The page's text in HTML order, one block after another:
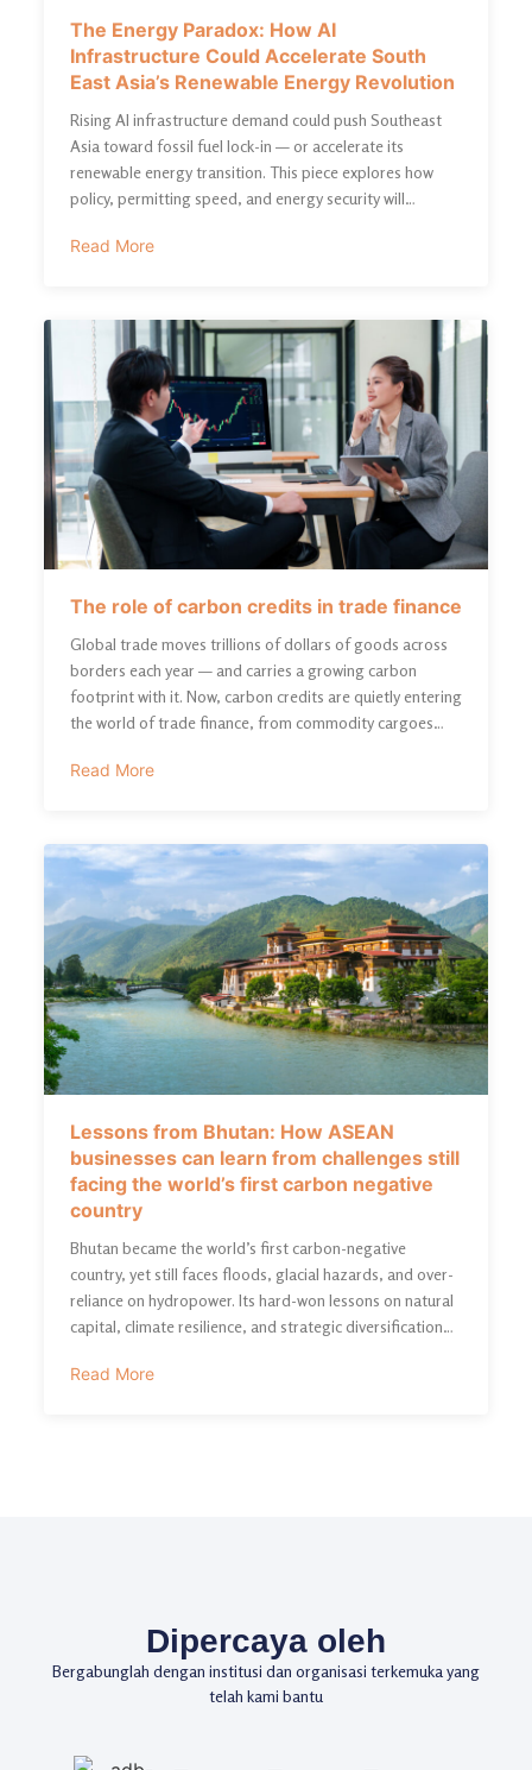
The Energy Paradox: How AI
Infrastructure Could Accelerate South
East Asia’s Renewable Energy Revolution
Rising AI infrastructure demand could push Southeast
Asia toward fossil fuel lock-in — or accelerate its
renewable energy transition. This piece explores how
policy, permitting speed, and energy security will
clean power or a driver of continued fossil fuel
Read More
The role of carbon credits in trade finance
Global trade moves trillions of dollars of goods across
borders each year — and carries a growing carbon
footprint with it. Now, carbon credits are quietly entering
the world of trade finance, from commodity cargoes
terms to emissions data. As regulators turn up the
Read More
Lessons from Bhutan: How ASEAN
businesses can learn from challenges still
facing the world’s first carbon negative
country
Bhutan became the world’s first carbon-negative
country, yet still faces floods, glacial hazards, and over-
reliance on hydropower. Its hard-won lessons on natural
capital, climate resilience, and strategic diversification
navigating tightening environmental constraints.
Read More
Dipercaya oleh
Bergabunglah dengan institusi dan organisasi terkemuka yang
telah kami bantu